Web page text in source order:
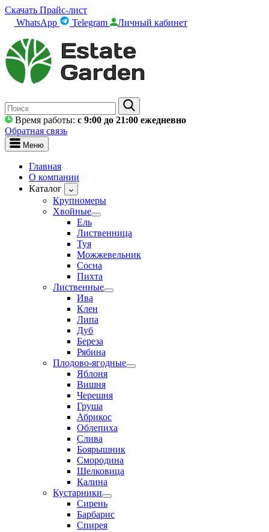
Скачать Прайс-лист
WhatsApp
Telegram Личный кабинет
Время работы: c 9:00 до 21:00 ежедневно
Обратная связь
Меню
Главная
О компании
Каталог
Крупномеры
Хвойные
Ель
Лиственница
Туя
Можжевельник
Сосна
Пихта
Лиственные
Ива
Клен
Липа
Дуб
Береза
Рябина
Плодово-ягодные
Яблоня
Вишня
Черешня
Груша
Абрикос
Облепиха
Слива
Боярышник
Смородина
Шелковица
Калина
Кустарники
Сирень
Барбарис
Спирея